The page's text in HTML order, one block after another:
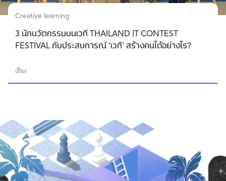
Creative learning
3 นักนวัตกรรมบนเวที THAILAND IT CONTEST
FESTIVAL กับประสบการณ์ ‘เวที’ สร้างคนได้อย่างไร?
เรื่อง